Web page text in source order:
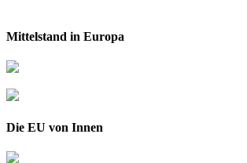
Mittelstand in Europa
Die EU von Innen